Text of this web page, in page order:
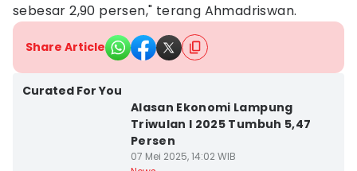
sebesar 2,90 persen," terang Ahmadriswan.
Share Article
Curated For You
Alasan Ekonomi Lampung
Triwulan I 2025 Tumbuh 5,47
Persen
07 Mei 2025, 14:02 WIB